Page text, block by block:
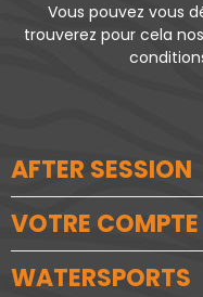
Vous pouvez vous
trouverez pour cela
AFTER SESSION
VOTRE COMPTE
WATERSPORTS